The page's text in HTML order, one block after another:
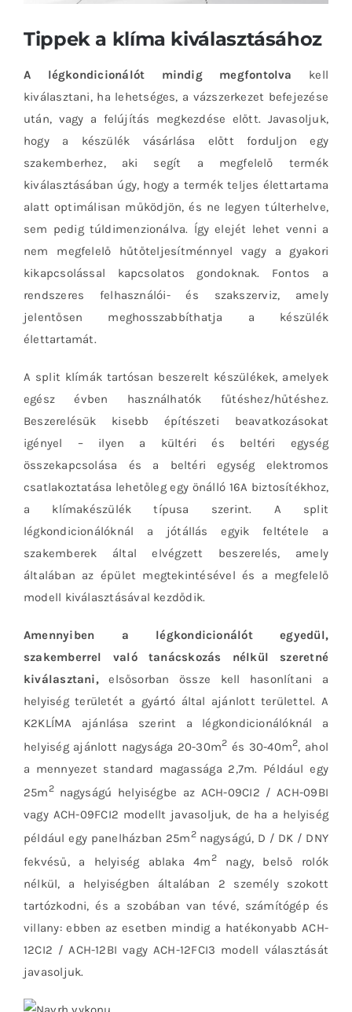
Tippek a klíma kiválasztásához
A légkondicionálót mindig megfontolva kell
kiválasztani, ha lehetséges, a vázszerkezet befejezése
után, vagy a felújítás megkezdése előtt. Javasoljuk,
hogy a készülék vásárlása előtt forduljon egy
szakemberhez, aki segít a megfelelő termék
kiválasztásában úgy, hogy a termék teljes élettartama
alatt optimálisan működjön, és ne legyen túlterhelve,
sem pedig túldimenzionálva. Így elejét lehet venni a
nem megfelelő hűtőteljesítménnyel vagy a gyakori
kikapcsolással kapcsolatos gondoknak. Fontos a
rendszeres felhasználói- és szakszerviz, amely
jelentősen meghosszabbíthatja a készülék
élettartamát.
A split klímák tartósan beszerelt készülékek, amelyek
egész évben használhatók fűtéshez/hűtéshez.
Beszerelésük kisebb építészeti beavatkozásokat
igényel – ilyen a kültéri és beltéri egység
összekapcsolása és a beltéri egység elektromos
csatlakoztatása lehetőleg egy önálló 16A biztosítékhoz,
a klímakészülék típusa szerint. A split
légkondicionálóknál a jótállás egyik feltétele a
szakemberek által elvégzett beszerelés, amely
általában az épület megtekintésével és a megfelelő
modell kiválasztásával kezdődik.
Amennyiben a légkondicionálót egyedül,
szakemberrel való tanácskozás nélkül szeretné
kiválasztani,elsősorban össze kell hasonlítani a
helyiség területét a gyártó által ajánlott területtel. A
K2KLÍMA ajánlása szerint a légkondicionálóknál a
helyiség ajánlott nagysága 20-30m2 és 30-40m2, ahol
a mennyezet standard magassága 2,7m. Például egy
25m2 nagyságú helyiségbe az ACH-09CI2 / ACH-09BI
vagy ACH-09FCI2 modellt javasoljuk, de ha a helyiség
például egy panelházban 25m2 nagyságú, D / DK / DNY
fekvésű, a helyiség ablaka 4m2nagy, belső rolók
nélkül, a helyiségben általában 2 személy szokott
tartózkodni, és a szobában van tévé, számítógép és
villany: ebben az esetben mindig a hatékonyabb ACH-
12CI2 / ACH-12BI vagy ACH-12FCI3 modell választását
javasoljuk.